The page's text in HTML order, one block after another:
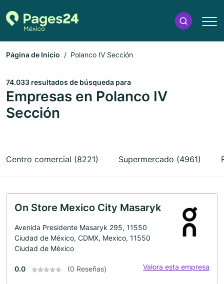
Página de Inicio Polanco IV Sección
74.033 resultados de búsqueda para
Empresas en Polanco IV
Sección
Centro comercial (8221) Supermercado (4961)
On Store Mexico City Masaryk
Avenida Presidente Masaryk 295, 11550
Ciudad de México, CDMX, Mexico, 11550
Ciudad de México
0.0 (0 Reseñas) Valora esta empresa